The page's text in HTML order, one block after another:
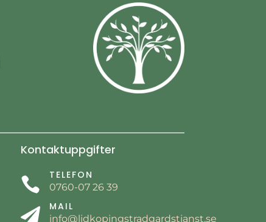
Kontaktuppgifter
 TELEFON
0760-07 26 39
 MAIL
info@lidkopingstradgardstjanst.se